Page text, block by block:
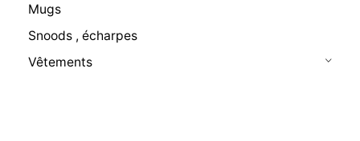
Mugs
Snoods , écharpes
Vêtements